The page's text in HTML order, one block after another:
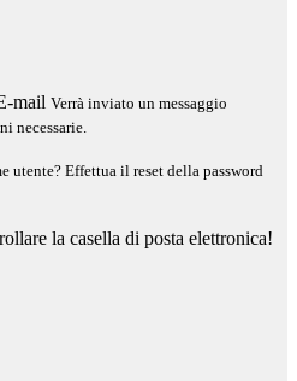
mail Verrà inviato un messaggio
necessarie.
utente? Effettua il reset della password
la casella di posta elettronica!